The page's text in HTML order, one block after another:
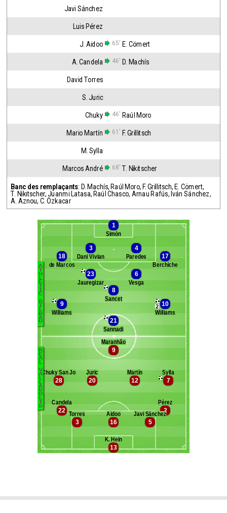
Javi Sánchez
Luis Pérez
J. Aidoo 65' E. Cömert
A. Candela 46' D. Machís
David Torres
S. Juric
Chuky 46' Raúl Moro
Mario Martín 61' F. Grillitsch
M. Sylla
Marcos André 68' T. Nikitscher
Banc des remplaçants: D. Machís, Raúl Moro, F. Grillitsch, E. Cömert,
T. Nikitscher,Juanmi Latasa, Raúl Chasco, Arnau Rafús, Iván Sánchez,
A. Aznou, C. Özkacar